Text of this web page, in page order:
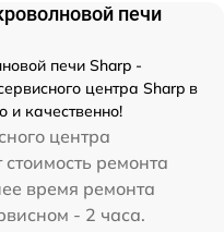
печи
печи Sharp -
центра Sharp в
и качественно!
центра
ремонта
время ремонта
- 2 часа.